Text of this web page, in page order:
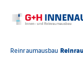
Reinraumausbau